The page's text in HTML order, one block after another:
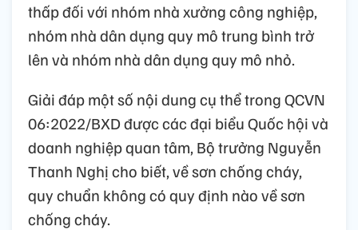
thấp đối với nhóm nhà xưởng công nghiệp,
nhóm nhà dân dụng quy mô trung bình trở
lên và nhóm nhà dân dụng quy mô nhỏ.
Giải đáp một số nội dung cụ thể trong QCVN
06:2022/BXD được các đại biểu Quốc hội và
doanh nghiệp quan tâm, Bộ trưởng Nguyễn
Thanh Nghị cho biết, về sơn chống cháy,
quy chuẩn không có quy định nào về sơn
chống cháy.